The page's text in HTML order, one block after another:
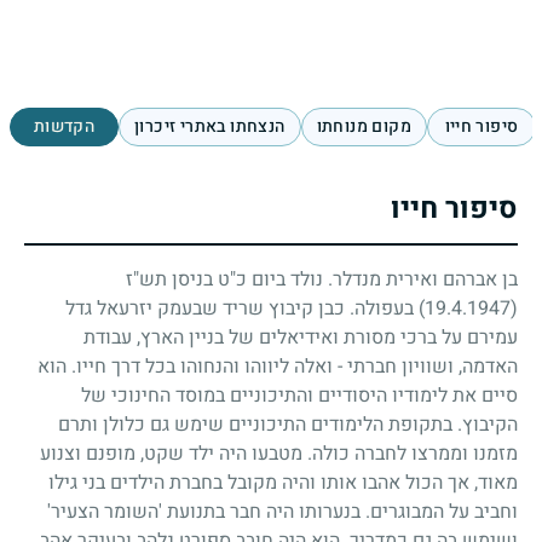
סיפור חייו מקום מנוחתו הנצחתו באתרי זיכרון הקדשות
סיפור חייו
בן אברהם ואירית מנדלר. נולד ביום כ"ט בניסן תש"ז
(19.4.1947)
בעפולה. כבן קיבוץ שריד שבעמק יזרעאל גדל
עמירם על ברכי מסורת ואידיאלים של בניין הארץ, עבודת
האדמה, ושוויון חברתי - ואלה ליווהו והנחוהו בכל דרך חייו. הוא
סיים את לימודיו היסודיים והתיכוניים במוסד החינוכי של
הקיבוץ. בתקופת הלימודים התיכוניים שימש גם כלולן ותרם
מזמנו וממרצו לחברה כולה. מטבעו היה ילד שקט, מופנם וצנוע
מאוד, אך הכול אהבו אותו והיה מקובל בחברת הילדים בני גילו
וחביב על המבוגרים. בנערותו היה חבר בתנועת 'השומר הצעיר'